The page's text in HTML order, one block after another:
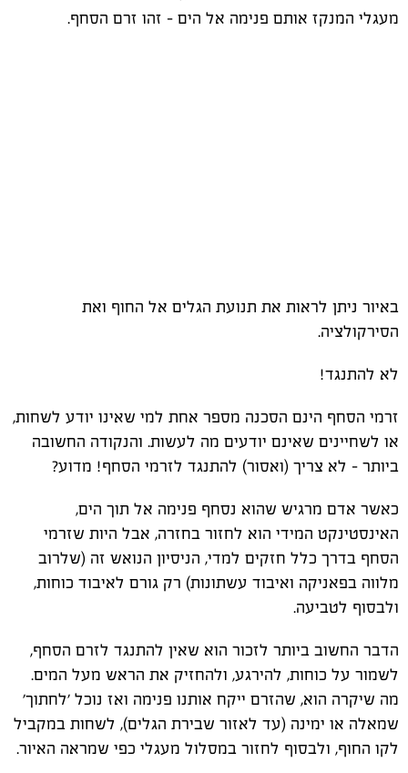
מעגלי המנקז אותם פנימה אל הים - זהו זרם הסחף.
באיור ניתן לראות את תנועת הגלים אל החוף ואת
הסירקולציה.
לא להתנגד!
זרמי הסחף הינם הסכנה מספר אחת למי שאינו יודע לשחות,
או לשחיינים שאינם יודעים מה לעשות. והנקודה החשובה
ביותר – לא צריך (ואסור) להתנגד לזרמי הסחף! מדוע?
כאשר אדם מרגיש שהוא נסחף פנימה אל תוך הים,
האינסטינקט המידי הוא לחזור בחזרה, אבל היות שזרמי
הסחף בדרך כלל חזקים למדי, הניסיון הנואש זה (שלרוב
מלווה בפאניקה ואיבוד עשתונות) רק גורם לאיבוד כוחות,
ולבסוף לטביעה.
הדבר החשוב ביותר לזכור הוא שאין להתנגד לזרם הסחף,
לשמור על כוחות, להירגע, ולהחזיק את הראש מעל המים.
מה שיקרה הוא, שהזרם ייקח אותנו פנימה ואז נוכל 'לחתוך'
שמאלה או ימינה (עד לאזור שבירת הגלים), לשחות במקביל
לקו החוף, ולבסוף לחזור במסלול מעגלי כפי שמראה האיור.